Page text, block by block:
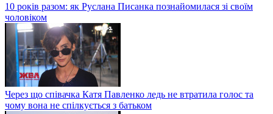
10 років разом: як Руслана Писанка познайомилася зі своїм
чоловіком
Через що співачка Катя Павленко ледь не втратила голос та
чому вона не спілкується з батьком